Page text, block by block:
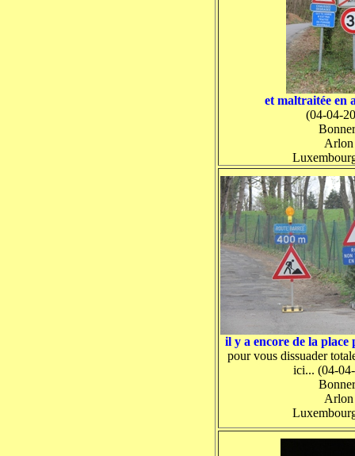
et maltraitée en
(04-04-
Arlon
il y a encore de la place
pour vous dissuader
ici... (04-
Arlon